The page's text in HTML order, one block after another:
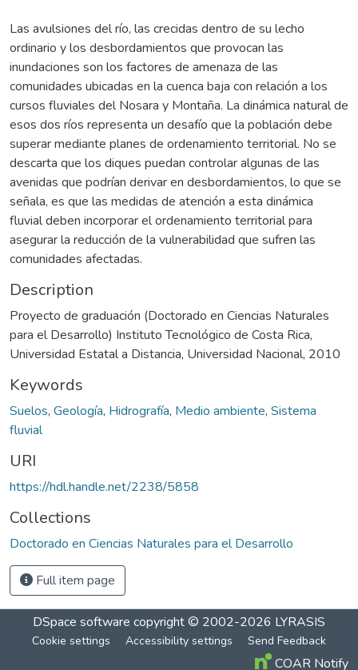
Las avulsiones del río, las crecidas dentro de su lecho
ordinario y los desbordamientos que provocan las
inundaciones son los factores de amenaza de las
comunidades ubicadas en la cuenca baja con relación a los
cursos fluviales del Nosara y Montaña. La dinámica natural de
esos dos ríos representa un desafío que la población debe
superar mediante planes de ordenamiento territorial. No se
descarta que los diques puedan controlar algunas de las
avenidas que podrían derivar en desbordamientos, lo que se
señala, es que las medidas de atención a esta dinámica
fluvial deben incorporar el ordenamiento territorial para
asegurar la reducción de la vulnerabilidad que sufren las
comunidades afectadas.
Description
Proyecto de graduación (Doctorado en Ciencias Naturales
para el Desarrollo) Instituto Tecnológico de Costa Rica,
Universidad Estatal a Distancia, Universidad Nacional, 2010
Keywords
Suelos, Geología, Hidrografía, Medio ambiente, Sistema
fluvial
URI
https://hdl.handle.net/2238/5858
Collections
Doctorado en Ciencias Naturales para el Desarrollo
Full item page
DSpace software copyright © 2002-2026 LYRASIS
Cookie settings Accessibility settings Send Feedback
COAR Notify